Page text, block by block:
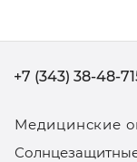
Медицинские
+7 (343) 38-48-